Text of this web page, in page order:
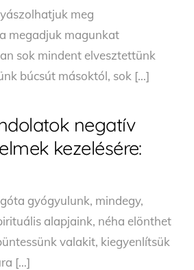
meg
megadjuk magunkat
sok mindent elvesztettünk
búcsút másoktól, sok […]
negatív
kezelésére:
gyógyulunk, mindegy,
alapjaink, néha elönthet
valakit, kiegyenlítsük
[…]